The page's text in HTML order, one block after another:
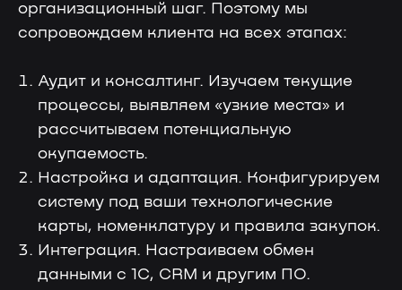
организационный шаг. Поэтому мы
сопровождаем клиента на всех этапах:
Аудит и консалтинг. Изучаем текущие
процессы, выявляем «узкие места» и
рассчитываем потенциальную
окупаемость.
Настройка и адаптация. Конфигурируем
систему под ваши технологические
карты, номенклатуру и правила закупок.
Интеграция. Настраиваем обмен
данными с 1С, CRM и другим ПО.